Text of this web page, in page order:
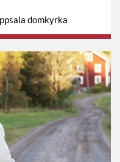
domkyrka